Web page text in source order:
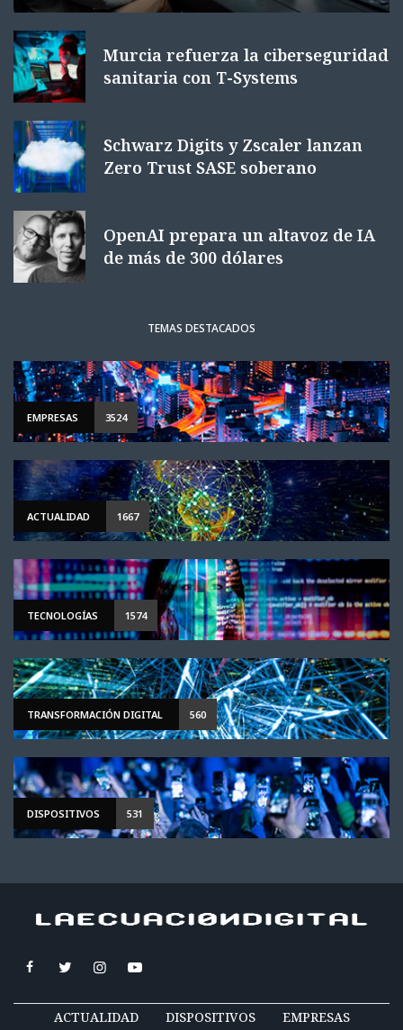
Murcia refuerza la ciberseguridad
sanitaria con T-Systems
Schwarz Digits y Zscaler lanzan
Zero Trust SASE soberano
OpenAI prepara un altavoz de IA
de más de 300 dólares
TEMAS DESTACADOS
EMPRESAS 3524
ACTUALIDAD 1667
TECNOLOGÍAS 1574
TRANSFORMACIÓN DIGITAL 560
DISPOSITIVOS 531
ACTUALIDAD DISPOSITIVOS EMPRESAS